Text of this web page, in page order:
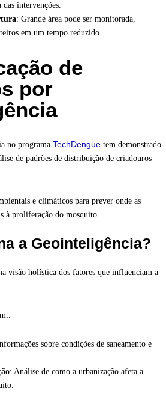
das intervenções.
: Grande área pode ser monitorada,
em um tempo reduzido.
de
por
no programa TechDengue tem demonstrado
de padrões de distribuição de criadouros
e climáticos para prever onde as
à proliferação do mosquito.
a Geointeligência?
visão holística dos fatores que influenciam a
sobre condições de saneamento e
: Análise de como a urbanização afeta a